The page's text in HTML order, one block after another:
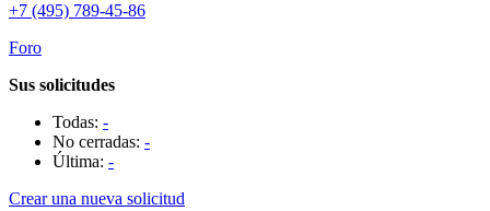
+7 (495) 789-45-86
Foro
Sus solicitudes
Todas: -
No cerradas: -
Última: -
Crear una nueva solicitud